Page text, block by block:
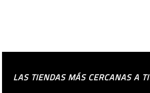
LAS TIENDAS MÁS CERCANAS A TI